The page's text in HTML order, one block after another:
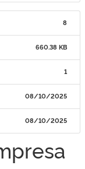
8
660.38 KB
1
08/10/2025
08/10/2025